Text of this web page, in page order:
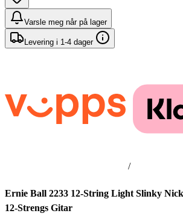
Varsle meg når på lager
Levering i 1-4 dager
/
Ernie Ball 2233 12-String Light Slinky
12-Strengs Gitar